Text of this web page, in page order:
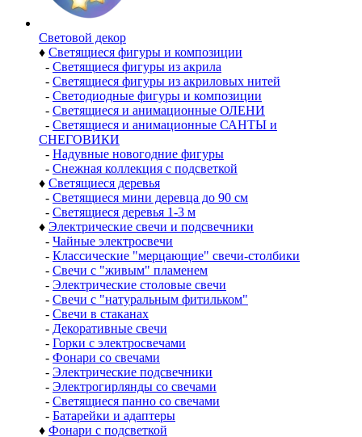
Световой декор
♦ Светящиеся фигуры и композиции
- Светящиеся фигуры из акрила
- Светящиеся фигуры из акриловых нитей
- Светодиодные фигуры и композиции
- Светящиеся и анимационные ОЛЕНИ
- Светящиеся и анимационные САНТЫ и
СНЕГОВИКИ
- Надувные новогодние фигуры
- Снежная коллекция с подсветкой
♦ Светящиеся деревья
- Светящиеся мини деревца до 90 см
- Светящиеся деревья 1-3 м
♦ Электрические свечи и подсвечники
- Чайные электросвечи
- Классические "мерцающие" свечи-столбики
- Свечи с "живым" пламенем
- Электрические столовые свечи
- Свечи с "натуральным фитильком"
- Свечи в стаканах
- Декоративные свечи
- Горки с электросвечами
- Фонари со свечами
- Электрические подсвечники
- Электрогирлянды со свечами
- Светящиеся панно со свечами
- Батарейки и адаптеры
♦ Фонари с подсветкой